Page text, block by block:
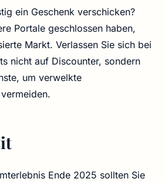
ein Geschenk verschicken?
Portale geschlossen haben,
Markt. Verlassen Sie sich bei
nicht auf Discounter, sondern
um verwelkte
Ende 2025 sollten Sie